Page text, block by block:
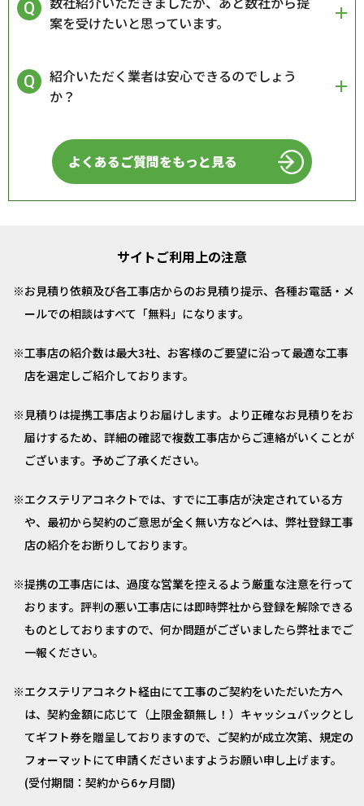
案を受けたいと思っています。
紹介いただく業者は安心できるのでしょう
か？
よくあるご質問をもっと見る
サイトご利用上の注意
お見積り依頼及び各工事店からのお見積り提示、各種お電話・メ
ールでの相談はすべて「無料」になります。
工事店の紹介数は最大3社、お客様のご要望に沿って最適な工事
店を選定しご紹介しております。
見積りは提携工事店よりお届けします。より正確なお見積りをお
届けするため、詳細の確認で複数工事店からご連絡がいくことが
ございます。予めご了承ください。
エクステリアコネクトでは、すでに工事店が決定されている方
や、最初から契約のご意思が全く無い方などへは、弊社登録工事
店の紹介をお断りしております。
提携の工事店には、過度な営業を控えるよう厳重な注意を行って
おります。評判の悪い工事店には即時弊社から登録を解除できる
ものとしておりますので、何か問題がございましたら弊社までご
一報ください。
エクステリアコネクト経由にて工事のご契約をいただいた方へ
は、契約金額に応じて（上限金額無し！）キャッシュバックとし
てギフト券を贈呈しておりますので、ご契約が成立次第、規定の
フォーマットにて申請くださいますようお願い申し上げます。
(受付期間：契約から6ヶ月間)